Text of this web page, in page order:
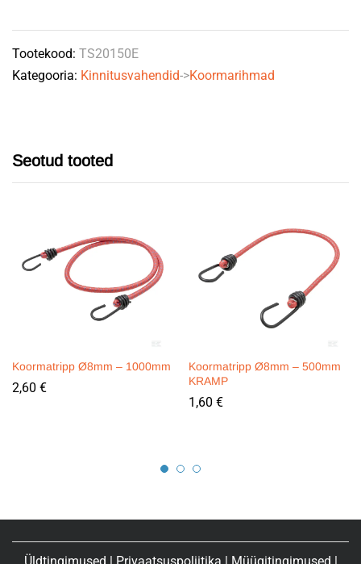
x
15m
2,5/5T
Tootekood: TS20150E
Kategooria: Kinnitusvahendid->Koormarihmad
Seotud tooted
Koormatripp Ø8mm – 1000mm
2,60 €
Koormatripp Ø8mm – 500mm
KRAMP
1,60 €